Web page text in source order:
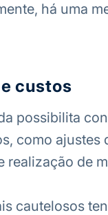
há uma
custos
possibilita
como ajustes
realização de
cautelosos